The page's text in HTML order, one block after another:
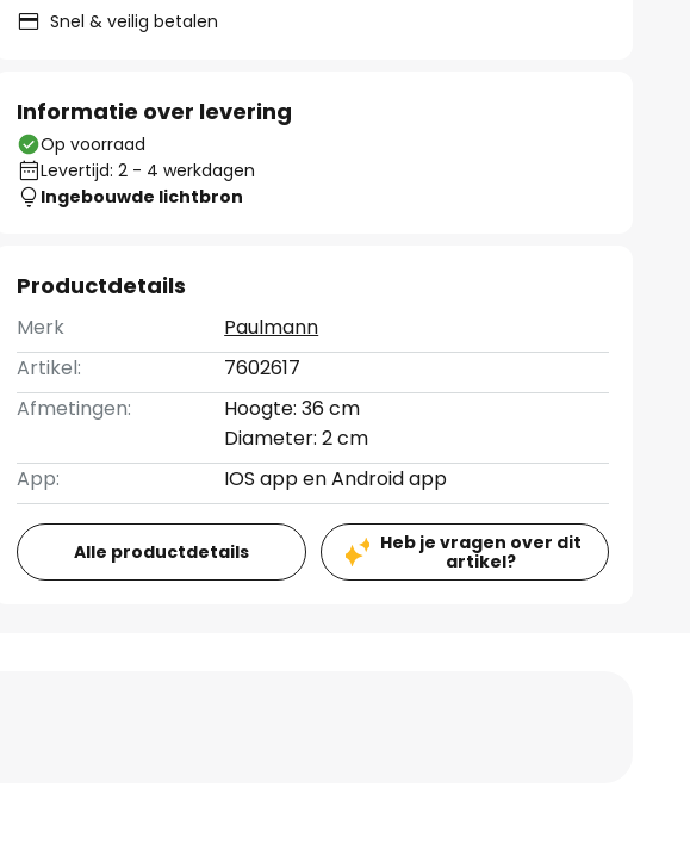
Snel & veilig betalen
Informatie over levering
Op voorraad
Levertijd: 2 - 4 werkdagen
Ingebouwde lichtbron
Productdetails
Merk
Paulmann
Artikel:
7602617
Afmetingen:
Hoogte: 36 cm
Diameter: 2 cm
App:
IOS app en Android app
Alle productdetails
Heb je vragen over dit
artikel?